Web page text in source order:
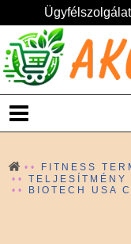
FITNESS
TELJESÍTMÉNY
BIOTECH USA